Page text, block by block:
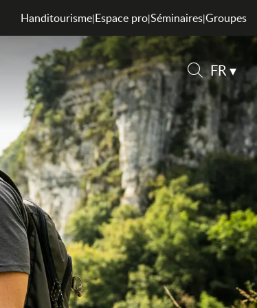
Recherche
FR
Handitourisme|Espace pro|Séminaires|Groupes